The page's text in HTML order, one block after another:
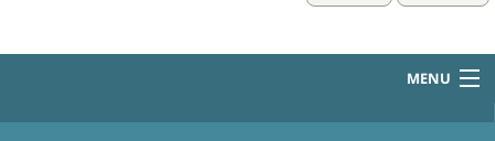
MENU
HOME